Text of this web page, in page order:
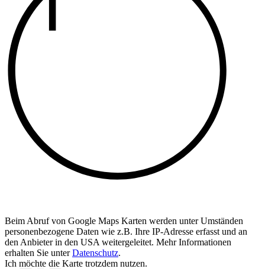
Beim Abruf von Google Maps Karten werden unter Umständen
personenbezogene Daten wie z.B. Ihre IP-Adresse erfasst und an
den Anbieter in den USA weitergeleitet. Mehr Informationen
erhalten Sie unterDatenschutz.
Ich möchte die Karte trotzdem nutzen.